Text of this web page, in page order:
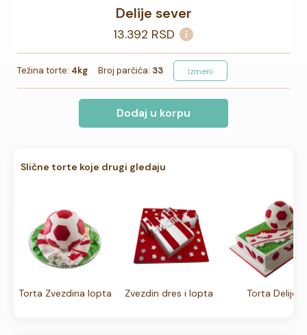
Delije sever
13.392 RSD
Težina torte: 4kg Broj parčića: 33 Izmeni
Dodaj u korpu
Slične torte koje drugi gledaju
Torta Zvezdina lopta Zvezdin dres i lopta Torta Delije